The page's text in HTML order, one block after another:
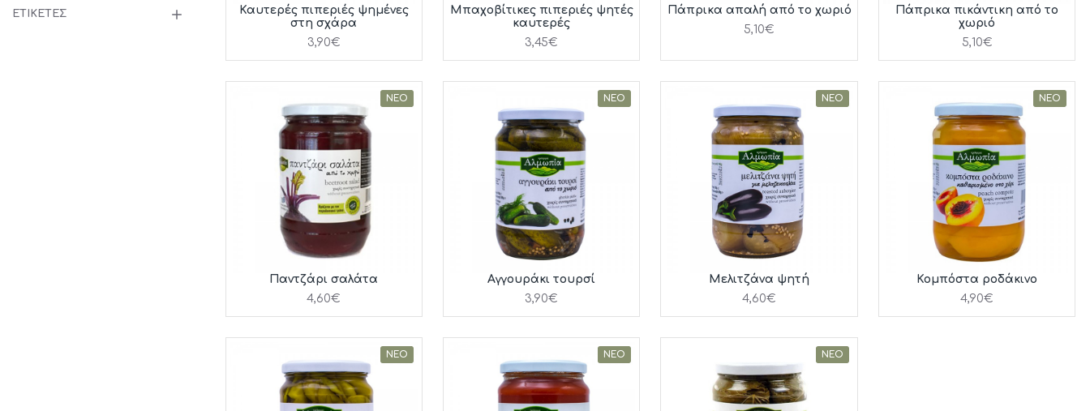
ΕΤΙΚΈΤΕΣ
Καυτερές πιπεριές ψημένες
στη σχάρα
3,90€
Μπαχοβίτικες πιπεριές ψητές
καυτερές
3,45€
Πάπρικα απαλή από το χωριό
5,10€
Πάπρικα πικάντικη από το
χωριό
5,10€
ΝΈΟ
Παντζάρι σαλάτα
4,60€
ΝΈΟ
Αγγουράκι τουρσί
3,90€
ΝΈΟ
Μελιτζάνα ψητή
4,60€
ΝΈΟ
Κομπόστα ροδάκινο
4,90€
ΝΈΟ ΝΈΟ ΝΈΟ